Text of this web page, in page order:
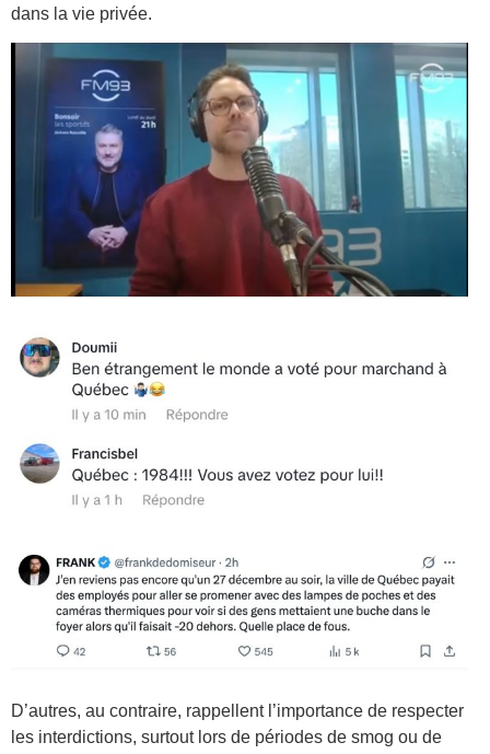
dans la vie privée.
D’autres, au contraire, rappellent l’importance de respecter
les interdictions, surtout lors de périodes de smog ou de